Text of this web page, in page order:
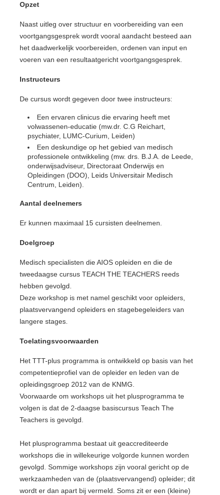
Opzet
Naast uitleg over structuur en voorbereiding van een
voortgangsgesprek wordt vooral aandacht besteed aan
het daadwerkelijk voorbereiden, ordenen van input en
voeren van een resultaatgericht voortgangsgesprek.
Instructeurs
De cursus wordt gegeven door twee instructeurs:
Een ervaren clinicus die ervaring heeft met
volwassenen-educatie (mw.dr. C.G Reichart,
psychiater, LUMC-Curium, Leiden)
Een deskundige op het gebied van medisch
professionele ontwikkeling (mw. drs. B.J.A. de Leede,
onderwijsadviseur, Directoraat Onderwijs en
Opleidingen (DOO), Leids Universitair Medisch
Centrum, Leiden).
Aantal deelnemers
Er kunnen maximaal 15 cursisten deelnemen.
Doelgroep
Medisch specialisten die AIOS opleiden en die de
tweedaagse cursus TEACH THE TEACHERS reeds
hebben gevolgd.
Deze workshop is met namel geschikt voor opleiders,
plaatsvervangend opleiders en stagebegeleiders van
langere stages.
Toelatingsvoorwaarden
Het TTT-plus programma is ontwikkeld op basis van het
competentieprofiel van de opleider en leden van de
opleidingsgroep 2012 van de KNMG.
Voorwaarde om workshops uit het plusprogramma te
volgen is dat de 2-daagse basiscursus Teach The
Teachers is gevolgd.
Het plusprogramma bestaat uit geaccrediteerde
workshops die in willekeurige volgorde kunnen worden
gevolgd. Sommige workshops zijn vooral gericht op de
werkzaamheden van de (plaatsvervangend) opleider; dit
wordt er dan apart bij vermeld. Soms zit er een (kleine)